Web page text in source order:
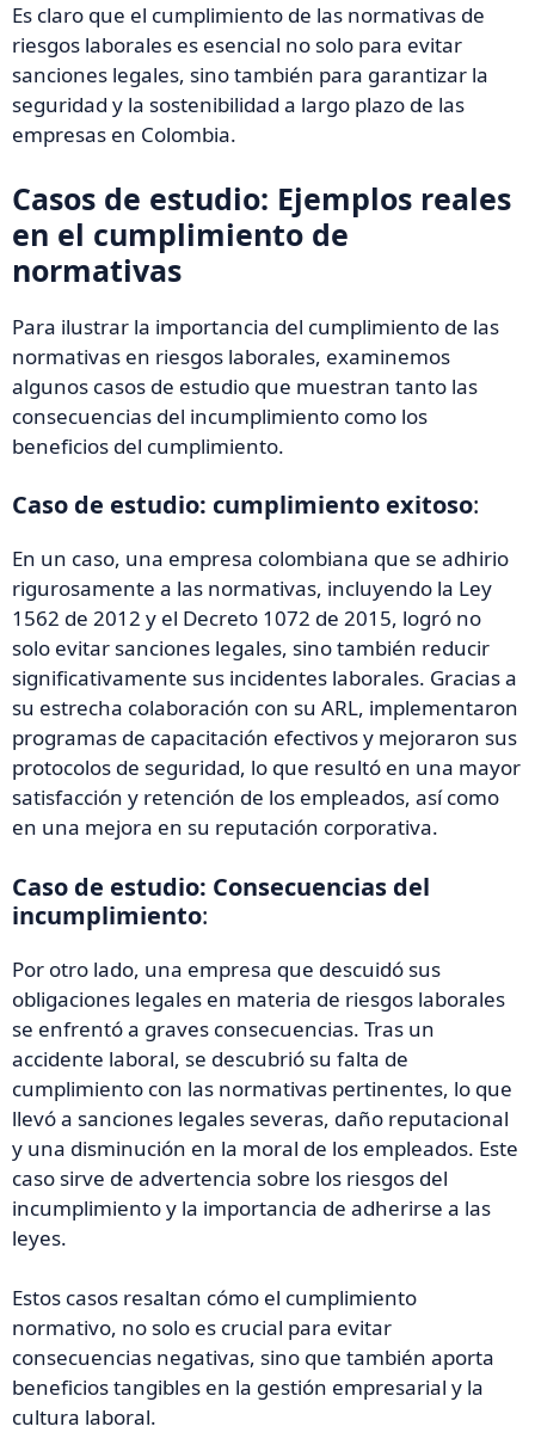
Es claro que el cumplimiento de las normativas de
riesgos laborales es esencial no solo para evitar
sanciones legales, sino también para garantizar la
seguridad y la sostenibilidad a largo plazo de las
empresas en Colombia.
Casos de estudio: Ejemplos reales
en el cumplimiento de
normativas
Para ilustrar la importancia del cumplimiento de las
normativas en riesgos laborales, examinemos
algunos casos de estudio que muestran tanto las
consecuencias del incumplimiento como los
beneficios del cumplimiento.
Caso de estudio: cumplimiento exitoso:
En un caso, una empresa colombiana que se adhirio
rigurosamente a las normativas, incluyendo la Ley
1562 de 2012 y el Decreto 1072 de 2015, logró no
solo evitar sanciones legales, sino también reducir
significativamente sus incidentes laborales. Gracias a
su estrecha colaboración con su ARL, implementaron
programas de capacitación efectivos y mejoraron sus
protocolos de seguridad, lo que resultó en una mayor
satisfacción y retención de los empleados, así como
en una mejora en su reputación corporativa.
Caso de estudio: Consecuencias del
incumplimiento:
Por otro lado, una empresa que descuidó sus
obligaciones legales en materia de riesgos laborales
se enfrentó a graves consecuencias. Tras un
accidente laboral, se descubrió su falta de
cumplimiento con las normativas pertinentes, lo que
llevó a sanciones legales severas, daño reputacional
y una disminución en la moral de los empleados. Este
caso sirve de advertencia sobre los riesgos del
incumplimiento y la importancia de adherirse a las
leyes.
Estos casos resaltan cómo el cumplimiento
normativo, no solo es crucial para evitar
consecuencias negativas, sino que también aporta
beneficios tangibles en la gestión empresarial y la
cultura laboral.